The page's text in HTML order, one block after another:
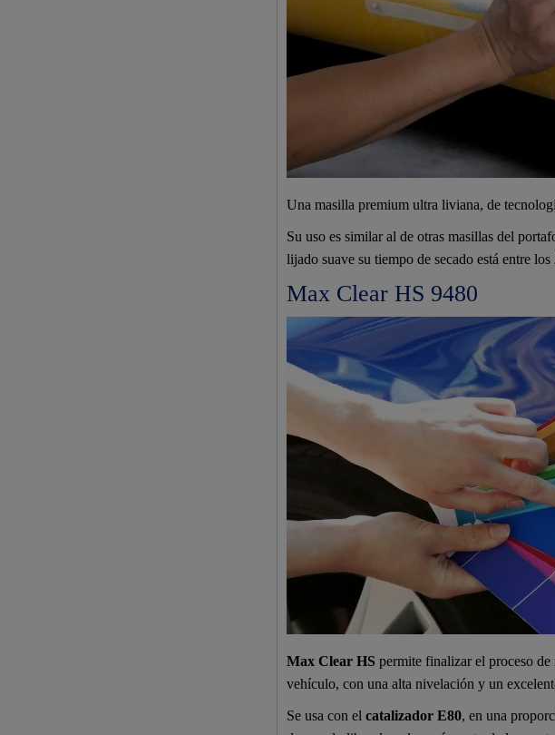
Una masilla premium ultra liviana, de
Su uso es similar al de otras masillas del
lijado suave su tiempo de secado está entre
Max Clear HS 9480
Max Clear HS permite finalizar el proceso
vehículo, con una alta nivelación y un
Se usa con el catalizador E80, en una